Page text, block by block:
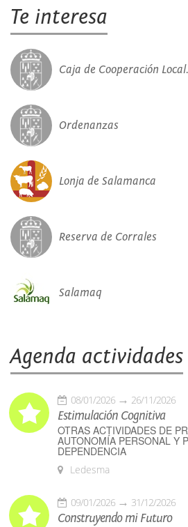
Te interesa
Caja de Cooperación Local.
Ordenanzas
Lonja de Salamanca
Reserva de Corrales
Salamaq
Agenda actividades
08/01/2026 26/11/2026
Estimulación Cognitiva
OTRAS ACTIVIDADES DE
AUTONOMÍA PERSONAL Y
DEPENDENCIA
Ledesma
09/01/2026 31/12/2026
Construyendo mi Futuro